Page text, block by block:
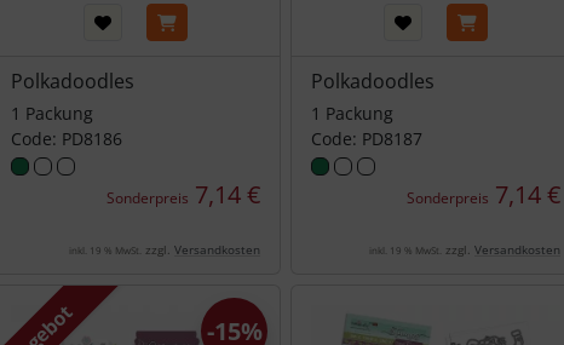
Polkadoodles
1 Packung
Code: PD8186
Sonderpreis 7,14 €
inkl. 19 % MwSt. zzgl. Versandkosten
Polkadoodles
1 Packung
Code: PD8187
Sonderpreis 7,14 €
inkl. 19 % MwSt. zzgl. Versandkosten
-15%